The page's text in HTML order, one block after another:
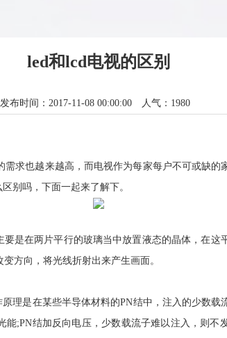
led和lcd电视的区别
发布时间：2017-11-08 00:00:00 人气： 1980
也越来越高，而电视作为每家每户不可或缺的
别吗，下面一起来了解下。
是在两片平行的玻璃当中放置液态的晶体，在这
方向，将光线折射出来产生画面。
是在某些半导体材料的PN结中，注入的少数载
能;PN结加反向电压，少数载流子难以注入，则不